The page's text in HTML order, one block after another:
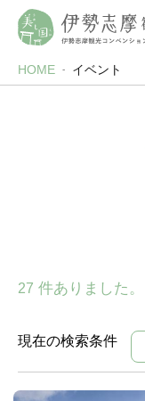
HOME イベント
27 件ありました。
現在の検索条件